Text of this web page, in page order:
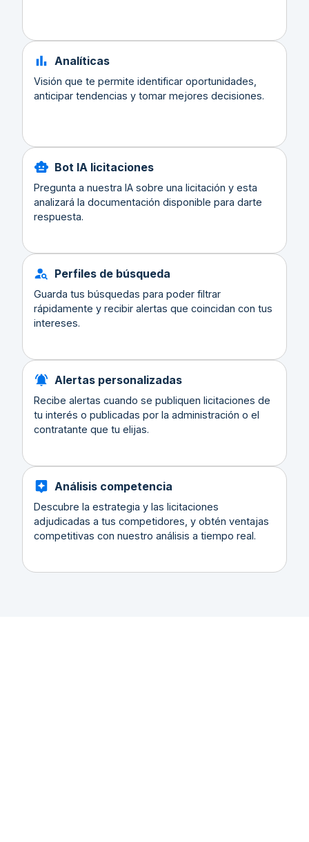
Analíticas
Visión que te permite identificar oportunidades,
anticipar tendencias y tomar mejores decisiones.
Bot IA licitaciones
Pregunta a nuestra IA sobre una licitación y esta
analizará la documentación disponible para darte
respuesta.
Perfiles de búsqueda
Guarda tus búsquedas para poder filtrar
rápidamente y recibir alertas que coincidan con tus
intereses.
Alertas personalizadas
Recibe alertas cuando se publiquen licitaciones de
tu interés o publicadas por la administración o el
contratante que tu elijas.
Análisis competencia
Descubre la estrategia y las licitaciones
adjudicadas a tus competidores, y obtén ventajas
competitivas con nuestro análisis a tiempo real.